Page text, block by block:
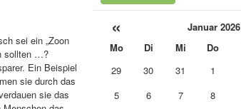
sei ein „Zoon
sollten …?
Ein Beispiel
sie durch das
sie das
« Januar 2026
Mo Di Mi Do
29
30 31 1
5
6 7 8